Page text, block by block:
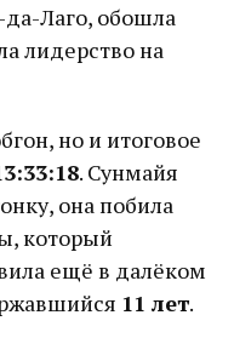
Лаго, обошла
лидерство на
но и итоговое
. Сунмайя
она побила
который
ещё в далёком
11 лет.